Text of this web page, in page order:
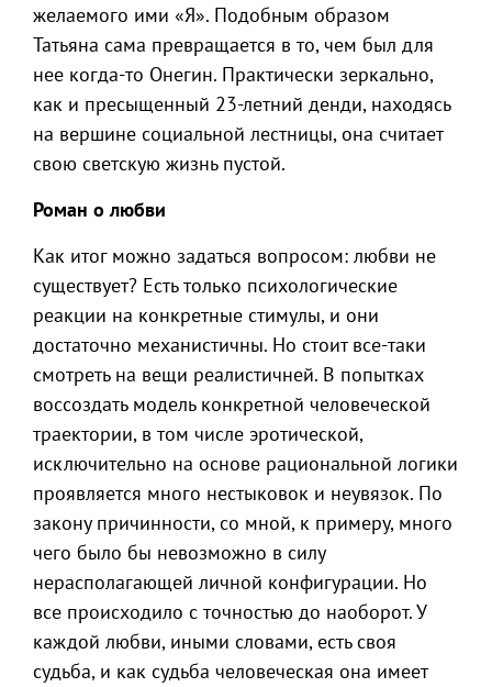
желаемого ими «Я». Подобным образом
Татьяна сама превращается в то, чем был для
нее когда-то Онегин. Практически зеркально,
как и пресыщенный 23-летний денди, находясь
на вершине социальной лестницы, она считает
свою светскую жизнь пустой.
Роман о любви
Как итог можно задаться вопросом: любви не
существует? Есть только психологические
реакции на конкретные стимулы, и они
достаточно механистичны. Но стоит все-таки
смотреть на вещи реалистичней. В попытках
воссоздать модель конкретной человеческой
траектории, в том числе эротической,
исключительно на основе рациональной логики
проявляется много нестыковок и неувязок. По
закону причинности, со мной, к примеру, много
чего было бы невозможно в силу
нерасполагающей личной конфигурации. Но
все происходило с точностью до наоборот. У
каждой любви, иными словами, есть своя
судьба, и как судьба человеческая она имеет